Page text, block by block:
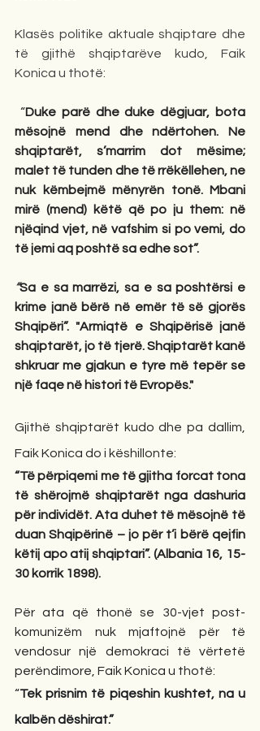
Klasës politike aktuale shqiptare dhe
të gjithë shqiptarëve kudo, Faik
Konica u thotë:
“Duke parë dhe duke dëgjuar, bota
mësojnë mend dhe ndërtohen. Ne
shqiptarët, s’marrim dot mësime;
malet të tunden dhe të rrëkëllehen, ne
nuk këmbejmë mënyrën tonë. Mbani
mirë (mend) këtë që po ju them: në
njëqind vjet, në vafshim si po vemi, do
të jemi aq poshtë sa edhe sot”.
“Sa e sa marrëzi, sa e sa poshtërsi e
krime janë bërë në emër të së gjorës
Shqipëri”. "Armiqtë e Shqipërisë janë
shqiptarët, jo të tjerë. Shqiptarët kanë
shkruar me gjakun e tyre më tepër se
një faqe në histori të Evropës."
Gjithë shqiptarët kudo dhe pa dallim,
Faik Konica do i këshillonte:
“Të përpiqemi me të gjitha forcat tona
të shërojmë shqiptarët nga dashuria
për individët. Ata duhet të mësojnë të
duan Shqipërinë – jo për t’i bërë qejfin
këtij apo atij shqiptari”. (Albania 16, 15-
30 korrik 1898).
Për ata që thonë se 30-vjet post-
komunizëm nuk mjaftojnë për të
vendosur një demokraci të vërtetë
perëndimore, Faik Konica u thotë:
“Tek prisnim të piqeshin kushtet, na u
kalbën dëshirat.”